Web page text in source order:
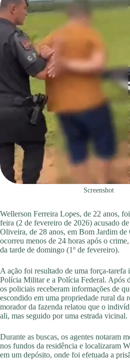
Screenshot
Wellerson Ferreira Lopes, de 22 anos,
feira (2 de fevereiro de 2026) acusado
Oliveira, de 28 anos, em Bom Jardim de
ocorreu menos de 24 horas após o
da tarde de domingo (1º de fevereiro).
A ação foi resultado de uma força-tarefa
Polícia Militar e a Polícia Federal. Após
os policiais receberam informações de
escondido em uma propriedade rural da
morador da fazenda relatou que o
ali, mas seguido por uma estrada vicinal.
Durante as buscas, os agentes notaram
nos fundos da residência e localizaram
em um depósito, onde foi efetuada a